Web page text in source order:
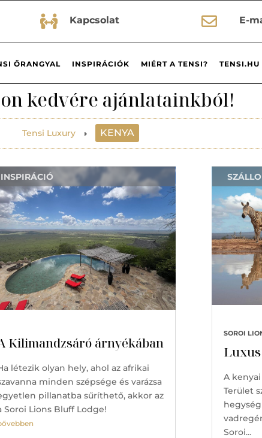
 Kapcsolat  E-
ŐRANGYAL INSPIRÁCIÓK MIÉRT A TENSI? TENSI.HU
kedvére ajánlatainkból!
Tensi Luxury E KENYA
Kilimandzsáró árnyékában
INSPIRÁCIÓ
létezik olyan hely, ahol az afrikai
minden szépsége és varázsa
pillanatba sűríthető, akkor az
Soroi Lions Bluff Lodge!
SOROI
A
Terület
Soroi…